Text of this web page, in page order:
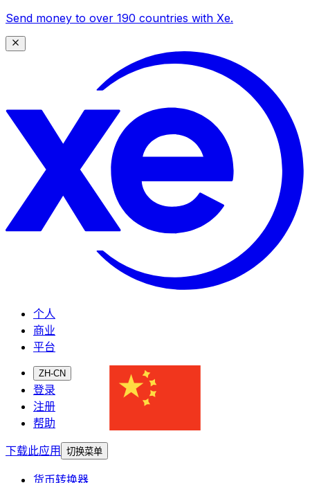
Send money to over 190 countries with Xe.
个人
商业
平台
ZH-CN
登录
注册
帮助
下载此应用
切换菜单
货币转换器